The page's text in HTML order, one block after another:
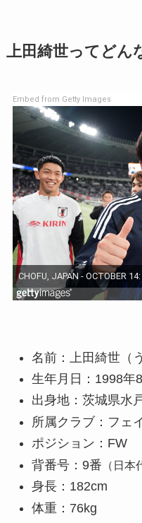
上田綺世ってどん
Embed from Getty Images
名前：上田綺世（
生年月日：1998年
出身地：茨城県水
所属クラブ：フェ
ポジション：FW
背番号：9番 （日本
身長：182cm
体重：76kg